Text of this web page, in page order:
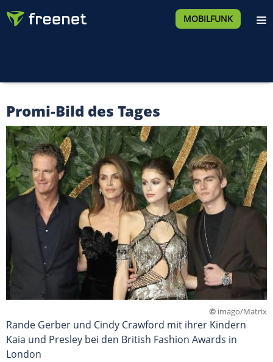
MOBILFUNK
Promi-Bild des Tages
© imago/Matrix
Rande Gerber und Cindy Crawford mit ihrer Kindern
Kaia und Presley bei den British Fashion Awards in
London